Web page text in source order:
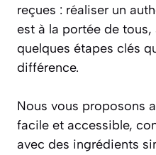
reçues : réaliser un
est à la portée de
quelques étapes clés
différence.
Nous vous proposons
facile et accessible,
avec des ingrédients